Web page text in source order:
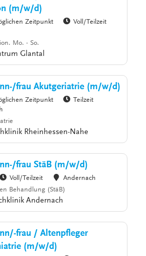
(m/w/d)
Zeitpunkt
Voll/Teilzeit
Mo. - So.
Glantal
frau Akutgeriatrie (m/w/d)
Zeitpunkt
Teilzeit
Rheinhessen-Nahe
frau StäB (m/w/d)
Voll/Teilzeit
Andernach
Behandlung (StäB)
Andernach
frau / Altenpfleger
(m/w/d)